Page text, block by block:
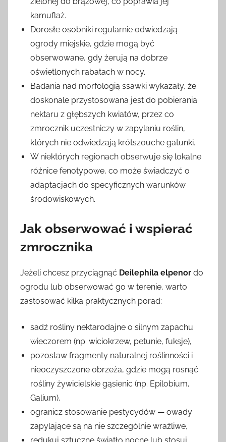
kamuflaż.
Dorosłe osobniki regularnie odwiedzają
ogrody miejskie, gdzie mogą być
obserwowane, gdy żerują na dobrze
oświetlonych rabatach w nocy.
Badania nad morfologią ssawki wykazały, że
doskonale przystosowana jest do pobierania
nektaru z głębszych kwiatów, przez co
zmrocznik uczestniczy w zapylaniu roślin,
których nie odwiedzają krótszouche gatunki.
W niektórych regionach obserwuje się lokalne
różnice fenotypowe, co może świadczyć o
adaptacjach do specyficznych warunków
środowiskowych.
Jak obserwować i wspierać
zmrocznika
Jeżeli chcesz przyciągnąć Deilephila elpenor do
ogrodu lub obserwować go w terenie, warto
zastosować kilka praktycznych porad:
sadź rośliny nektarodajne o silnym zapachu
wieczorem (np. wiciokrzew, petunie, fuksje),
pozostaw fragmenty naturalnej roślinności i
nieoczyszczone obrzeża, gdzie mogą rosnąć
rośliny żywicielskie gąsienic (np. Epilobium,
Galium),
ogranicz stosowanie pestycydów — owady
zapylające są na nie szczególnie wrażliwe,
redukuj sztuczne światło nocne lub stosuj